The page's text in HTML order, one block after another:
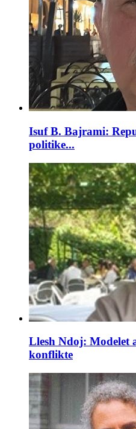
Isuf B. Bajrami:
politike...
Llesh Ndoj: Modelet
konflikte